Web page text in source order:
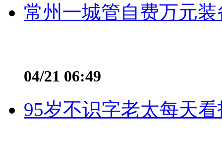
常州一城管自费万元
04/21 06:49
95岁不识字老太每天